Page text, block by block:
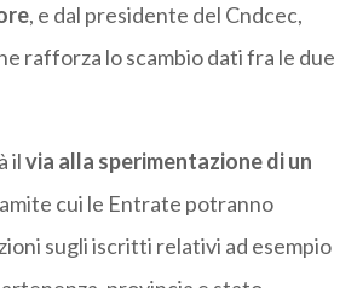
, e dal presidente del Cndcec,
rafforza lo scambio dati fra le due
ilvia alla sperimentazione di un
cui le Entrate potranno
sugli iscritti relativi ad esempio